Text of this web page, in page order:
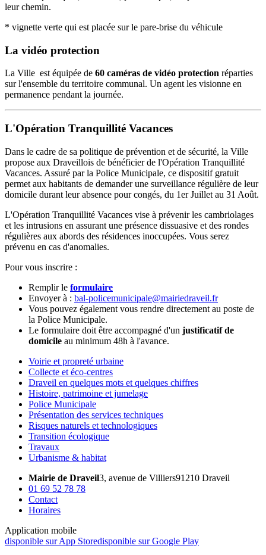
leur chemin.
* vignette verte qui est placée sur le pare-brise du véhicule
La vidéo protection
La Ville est équipée de 60 caméras de vidéo protection réparties
sur l'ensemble du territoire communal. Un agent les visionne en
permanence pendant la journée.
L'Opération Tranquillité Vacances
Dans le cadre de sa politique de prévention et de sécurité, la Ville
propose aux Draveillois de bénéficier de l'Opération Tranquillité
Vacances. Assuré par la Police Municipale, ce dispositif gratuit
permet aux habitants de demander une surveillance régulière de leur
domicile durant leur absence pour congés, du 1er Juillet au 31 Août.
L'Opération Tranquillité Vacances vise à prévenir les cambriolages
et les intrusions en assurant une présence dissuasive et des rondes
régulières aux abords des résidences inoccupées. Vous serez
prévenu en cas d'anomalies.
Pour vous inscrire :
Remplir le formulaire
Envoyer à : bal-policemunicipale@mairiedraveil.fr
Vous pouvez également vous rendre directement au poste de
la Police Municipale.
Le formulaire doit être accompagné d'un justificatif de
domicile au minimum 48h à l'avance.
Voirie et propreté urbaine
Collecte et éco-centres
Draveil en quelques mots et quelques chiffres
Histoire, patrimoine et jumelage
Police Municipale
Présentation des services techniques
Risques naturels et technologiques
Transition écologique
Travaux
Urbanisme & habitat
Mairie de Draveil3, avenue de Villiers91210 Draveil
01 69 52 78 78
Contact
Horaires
Application mobile
disponible sur App Storedisponible sur Google Play